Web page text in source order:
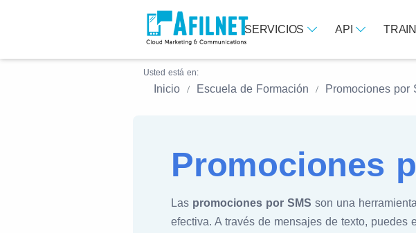
SERVICIOS API
Usted está en:
Inicio Escuela de Formación Promociones por
Promociones
Las promociones por SMS son una
efectiva. A través de mensajes de texto, puedes